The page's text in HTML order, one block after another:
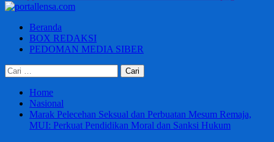
Primary
Beranda
BOX REDAKSI
PEDOMAN MEDIA SIBER
Cari
untuk:
Home
Nasional
Marak Pelecehan Seksual dan Perbuatan Mesum Remaja,
MUI: Perkuat Pendidikan Moral dan Sanksi Hukum